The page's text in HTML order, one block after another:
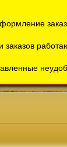
интернет-
розничного
заказов